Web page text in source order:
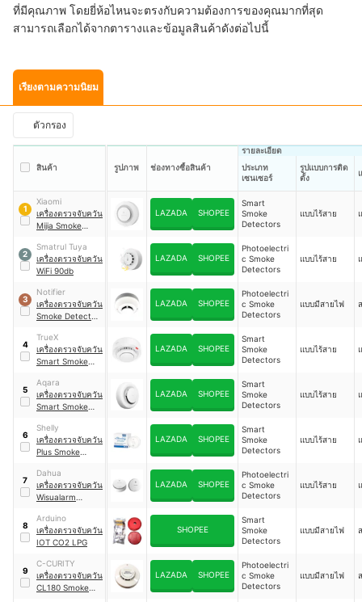
ที่มีคุณภาพ โดยยี่ห้อไหนจะตรงกับความต้องการของคุณมากที่สุด
สามารถเลือกได้จากตารางและข้อมูลสินค้าดังต่อไปนี้
เรียงตามความนิยม
ตัวกรอง
สินค้า รูปภาพ ช่องทางซื้อสินค้า
รายละเอียด
ประเภท
เซนเซอร์
รูปแบบการติด
ตั้ง
1
Xiaomi
เครื่องตรวจจับควัน
Mijia Smoke
LAZADA SHOPEE
Smart
Smoke
Detectors
แบบไร้สาย
2
Smatrul Tuya
เครื่องตรวจจับควัน
WiFi 90db
LAZADA SHOPEE
Photoelectri
c Smoke
Detectors
แบบไร้สาย
3
Notifier
เครื่องตรวจจับควัน
Smoke Detector
SD651
LAZADA SHOPEE
Photoelectri
c Smoke
Detectors
แบบมีสายไฟ
4
TrueX
เครื่องตรวจจับควัน
Smart Smoke
LAZADA SHOPEE
Smart
Smoke
Detectors
แบบไร้สาย
5
Aqara
เครื่องตรวจจับควัน
Smart Smoke
LAZADA SHOPEE
Smart
Smoke
Detectors
แบบไร้สาย
6
Shelly
เครื่องตรวจจับควัน
Plus Smoke
LAZADA SHOPEE
Smart
Smoke
Detectors
แบบไร้สาย
7
Dahua
เครื่องตรวจจับควัน
Wisualarm
DHI-HY-SA30A
LAZADA SHOPEE
Photoelectri
c Smoke
Detectors
แบบไร้สาย
8
Arduino
เครื่องตรวจจับควัน
IOT CO2 LPG
SHOPEE
Smart
Smoke
Detectors
แบบมีสายไฟ
9
C-CURITY
เครื่องตรวจจับควัน
CL180 Smoke
LAZADA SHOPEE
Photoelectri
c Smoke
Detectors
แบบมีสายไฟ